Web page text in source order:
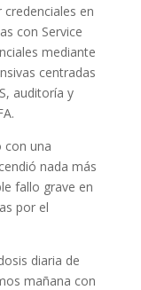
en
con Service
mediante
centradas
auditoría y
con una
nada más
fallo grave en
por el
diaria de
mañana con